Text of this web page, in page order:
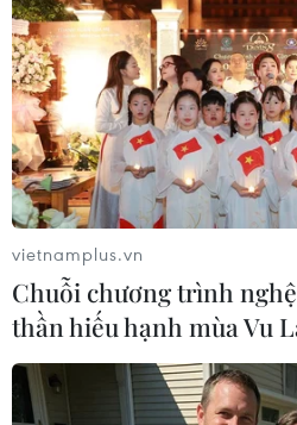
vietnamplus.vn
Chuỗi chương trình
thần hiếu hạnh mùa Vu